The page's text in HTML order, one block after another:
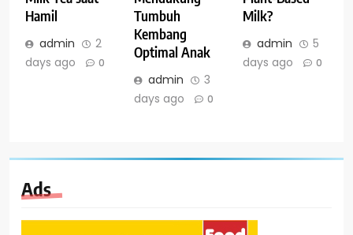
Hamil
admin
2
days ago
0
Tumbuh
Kembang
Optimal Anak
admin
3
days ago
0
Milk?
admin
5
days ago
0
Ads